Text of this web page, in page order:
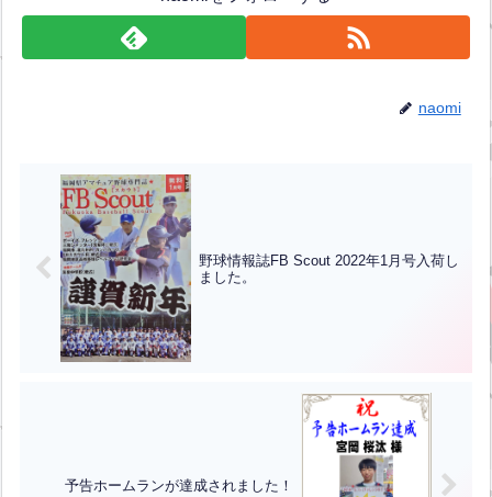
naomi
野球情報誌FB Scout 2022年1月号入荷し
ました。
予告ホームランが達成されました！